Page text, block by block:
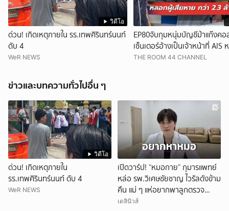
วิดีโอ
ด่วน! เกิดเหตุภายใน รร.เทพศิรินทร์นนท์
ดับ 4
WeR NEWS
EP80จับกุมหนุ่มบัญชีม้าแก๊งคอ
เซ็นเตอร์อ้างเป็นเจ้าหน้าที่ AIS
เสียหายสูญเงินกว่า 2.3 ล้านบ
THE ROOM 44 CHANNEL
ข่าวและบทความทั่วไปอื่น ๆ
วิดีโอ
ด่วน! เกิดเหตุภายใน
รร.เทพศิรินทร์นนท์ ดับ 4
WeR NEWS
เปิดวาร์ป! “หมอกาย” กุมารแพทย์
หล่อ รพ.วิเศษชัยชาญ ไวรัลดังข้าม
คืน แม่ ๆ แห่อยากพาลูกตรวจ
สุขภาพ
เดลินิวส์